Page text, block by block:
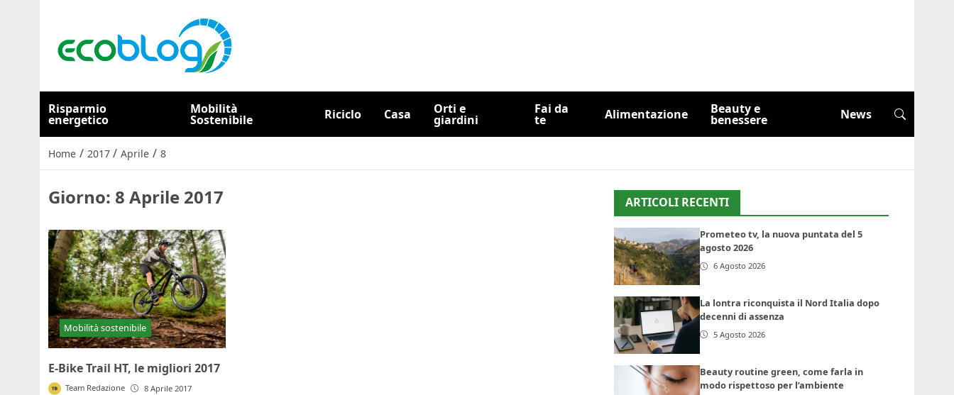
Risparmio
energetico
Mobilità
Sostenibile Riciclo Casa Orti e
giardini
Fai da
te Alimentazione Beauty e
benessere News
Home / 2017 / Aprile / 8
Giorno: 8 Aprile 2017
Mobilità sostenibile
E-Bike Trail HT, le migliori 2017
Team Redazione 8 Aprile 2017
ARTICOLI RECENTI
Prometeo tv, la nuova puntata del 5
agosto 2026
6 Agosto 2026
La lontra riconquista il Nord Italia dopo
decenni di assenza
5 Agosto 2026
Beauty routine green, come farla in
modo rispettoso per l’ambiente